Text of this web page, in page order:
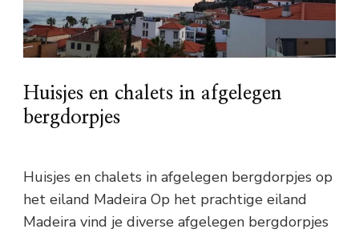
Huisjes en chalets in afgelegen
bergdorpjes
Huisjes en chalets in afgelegen bergdorpjes op
het eiland Madeira Op het prachtige eiland
Madeira vind je diverse afgelegen bergdorpjes